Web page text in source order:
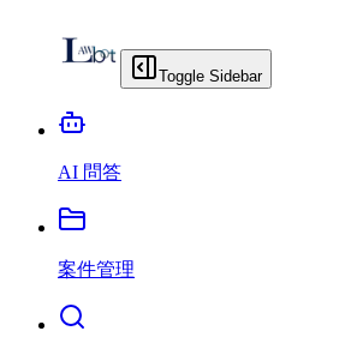
Toggle Sidebar
AI 問答
案件管理